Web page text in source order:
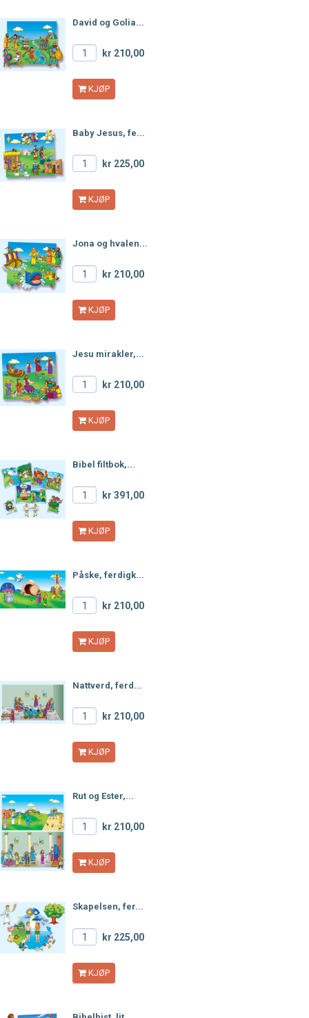
David og Golia...
kr 210,00
KJØP
Baby Jesus, fe...
kr 225,00
KJØP
Jona og hvalen...
kr 210,00
KJØP
Jesu mirakler,...
kr 210,00
KJØP
Bibel filtbok,...
kr 391,00
KJØP
Påske, ferdigk...
kr 210,00
KJØP
Nattverd, ferd...
kr 210,00
KJØP
Rut og Ester,...
kr 210,00
KJØP
Skapelsen, fer...
kr 225,00
KJØP